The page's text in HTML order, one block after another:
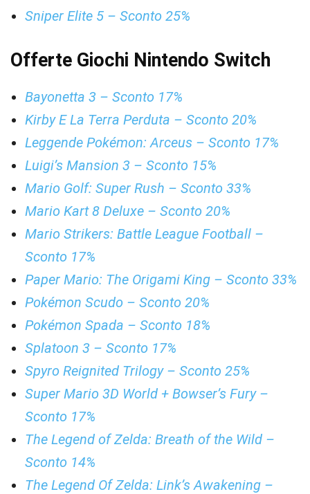
Sniper Elite 5 – Sconto 25%
Offerte Giochi Nintendo Switch
Bayonetta 3 – Sconto 17%
Kirby E La Terra Perduta – Sconto 20%
Leggende Pokémon: Arceus – Sconto 17%
Luigi’s Mansion 3 – Sconto 15%
Mario Golf: Super Rush – Sconto 33%
Mario Kart 8 Deluxe – Sconto 20%
Mario Strikers: Battle League Football –
Sconto 17%
Paper Mario: The Origami King – Sconto 33%
Pokémon Scudo – Sconto 20%
Pokémon Spada – Sconto 18%
Splatoon 3 – Sconto 17%
Spyro Reignited Trilogy – Sconto 25%
Super Mario 3D World + Bowser’s Fury –
Sconto 17%
The Legend of Zelda: Breath of the Wild –
Sconto 14%
The Legend Of Zelda: Link’s Awakening –